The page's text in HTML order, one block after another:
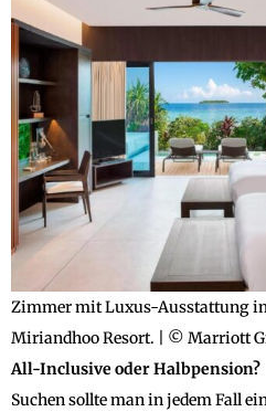
Zimmer mit Luxus-Ausstattung
Miriandhoo Resort. | © Marriott
All-Inclusive oder Halbpension?
Suchen sollte man in jedem Fall